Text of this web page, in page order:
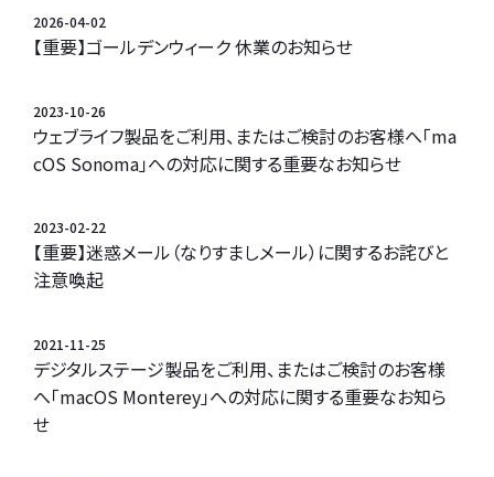
2026-04-02
【重要】ゴールデンウィーク 休業のお知らせ
2023-10-26
ウェブライフ製品をご利用、またはご検討のお客様へ「ma
cOS Sonoma」への対応に関する重要なお知らせ
2023-02-22
【重要】迷惑メール（なりすましメール）に関するお詫びと
注意喚起
2021-11-25
デジタルステージ製品をご利用、またはご検討のお客様
へ「macOS Monterey」への対応に関する重要なお知ら
せ